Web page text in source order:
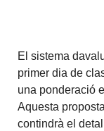
El sistema
primer dia de
una ponderació
Aquesta
contindrà el